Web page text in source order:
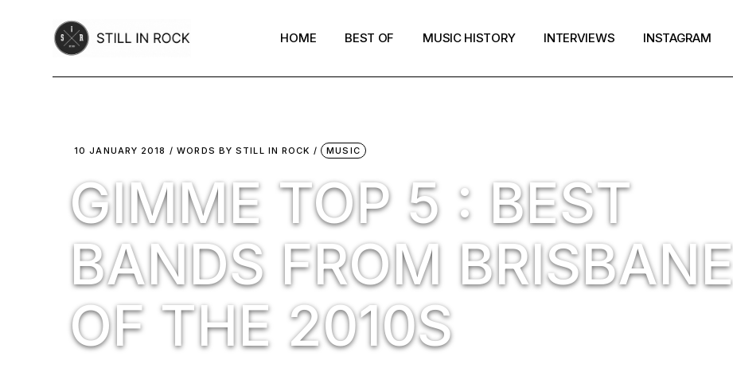
HOME BEST OF MUSIC HISTORY INTERVIEWS INSTAGRAM
10 JANUARY 2018 WORDS BYSTILL IN ROCK MUSIC
GIMME TOP 5 : BEST
BANDS FROM BRISBANE
OF THE 2010S